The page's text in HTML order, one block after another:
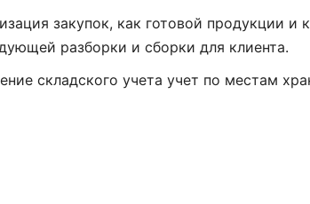
закупок, как готовой продукции
разборки и сборки для клиента.
складского учета учет по местам